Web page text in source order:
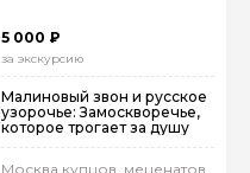
5 000 ₽
за экскурсию
Малиновый звон и русское
узорочье: Замоскворечье,
которое трогает за душу
Москва купцов, меценатов